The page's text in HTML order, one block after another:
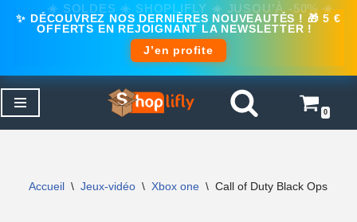
✨ DÉCOUVREZ NOS DERNIÈRES NOUVEAUTÉS ! 🎁 5 €
OFFERTS EN REJOIGNANT LA NEWSLETTER !
J’en profite
Aller
0
Accueil \ Jeux-vidéo \ Xbox one \ Call of Duty Black Ops 4